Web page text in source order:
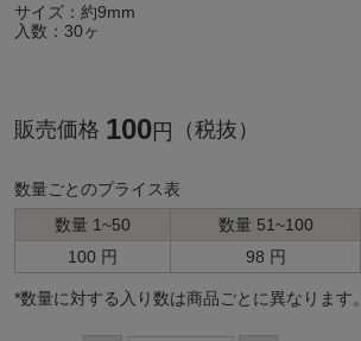
サイズ：約9mm
入数：30ヶ
販売価格 100円 （税抜）
数量ごとのプライス表
数量 1~50
数量 51~100
100 円
98 円
*数量に対する⼊り数は商品ごとに異なります。